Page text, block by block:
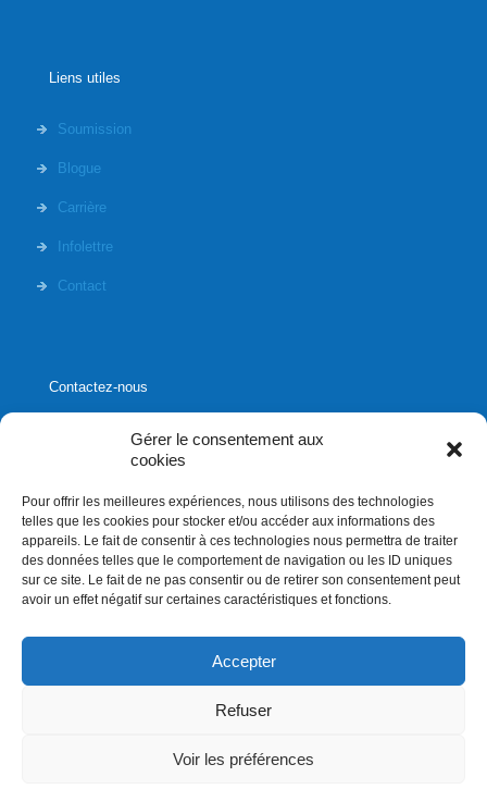
Gérer le consentement aux
cookies
Pour offrir les meilleures expériences, nous utilisons des technologies
telles que les cookies pour stocker et/ou accéder aux informations des
appareils. Le fait de consentir à ces technologies nous permettra de traiter
des données telles que le comportement de navigation ou les ID uniques
sur ce site. Le fait de ne pas consentir ou de retirer son consentement peut
avoir un effet négatif sur certaines caractéristiques et fonctions.
Accepter
Refuser
Voir les préférences
Liens utiles
Soumission
Blogue
Carrière
Infolettre
Contact
Contactez-nous
1020, rue Bouvier, suite 400,
Québec (Québec) G2K 0K9
info[]affluences.ca
418.684.8881
Droits d'auteurs 2026. Affluences.ca. Tous droits réservés